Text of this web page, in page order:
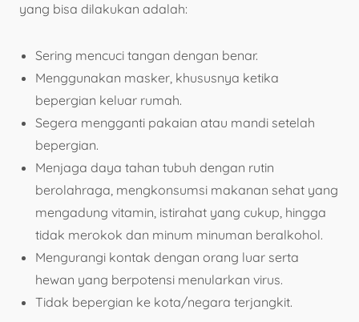
yang bisa dilakukan adalah:
Sering mencuci tangan dengan benar.
Menggunakan masker, khususnya ketika
bepergian keluar rumah.
Segera mengganti pakaian atau mandi setelah
bepergian.
Menjaga daya tahan tubuh dengan rutin
berolahraga, mengkonsumsi makanan sehat yang
mengadung vitamin, istirahat yang cukup, hingga
tidak merokok dan minum minuman beralkohol.
Mengurangi kontak dengan orang luar serta
hewan yang berpotensi menularkan virus.
Tidak bepergian ke kota/negara terjangkit.